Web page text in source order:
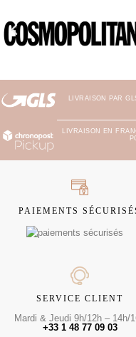
LIVRAISON PAR
LIVRAISON EN
PAIEMENTS
SERVICE CLIENT
Mardi & Jeudi 9h/12h – 14h/
+33 1 48 77 09 03